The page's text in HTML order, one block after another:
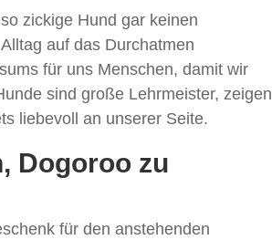
zickige Hund gar keinen
auf das Durchatmen
für uns Menschen, damit wir
sind große Lehrmeister, zeigen
liebevoll an unserer Seite.
Dogoroo zu
für den anstehenden